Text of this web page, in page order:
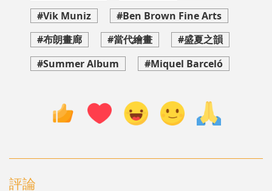
#Vik Muniz
#Ben Brown Fine Arts
#布朗畫廊
#當代繪畫
#盛夏之韻
#Summer Album
#Miquel Barceló
評論